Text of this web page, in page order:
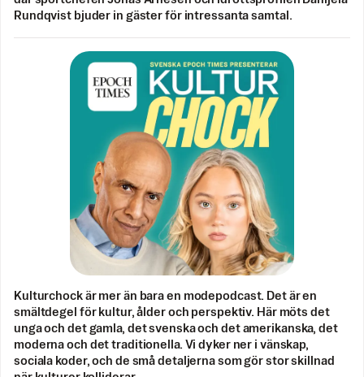
Rundqvist bjuder in gäster för intressanta samtal.
Kulturchock är mer än bara en modepodcast. Det är en
smältdegel för kultur, ålder och perspektiv. Här möts det
unga och det gamla, det svenska och det amerikanska, det
moderna och det traditionella. Vi dyker ner i vänskap,
sociala koder, och de små detaljerna som gör stor skillnad